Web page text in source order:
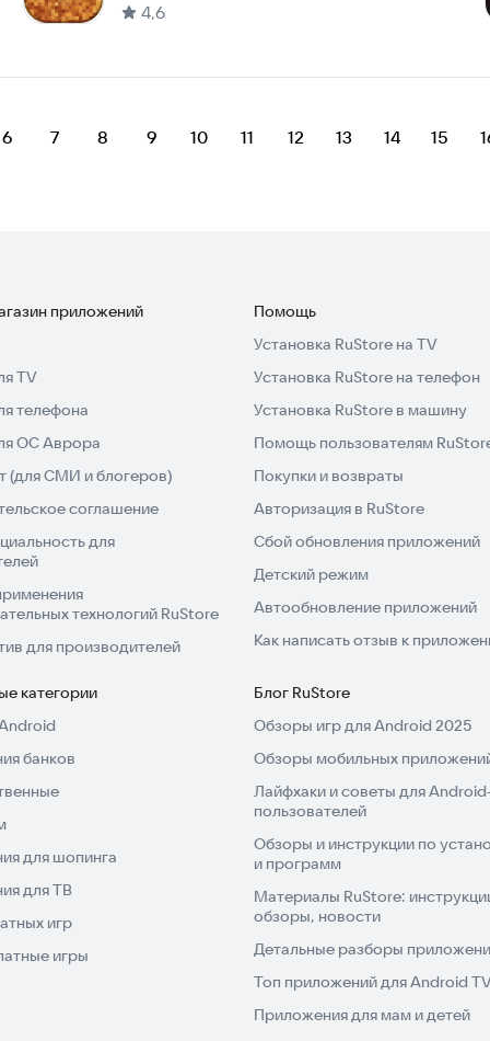
4,6
6 7 8 9 10 11 12 13 14 15
приложений
TV
телефона
ОС Аврора
(для СМИ и блогеров)
соглашение
для
технологий RuStore
для производителей
Помощь
Установка RuStore на TV
Установка RuStore на телефон
Установка RuStore в машину
Помощь пользователям
Покупки и возвраты
Авторизация в RuStore
Сбой обновления приложений
Детский режим
Автообновление приложений
Как написать отзыв к
категории
банков
для шопинга
для ТВ
игр
игры
Блог RuStore
Обзоры игр для Android 2025
Обзоры мобильных
Лайфхаки и советы для
пользователей
Обзоры и инструкции по
и программ
Материалы RuStore:
обзоры, новости
Детальные разборы
Топ приложений для Android
Приложения для мам и детей